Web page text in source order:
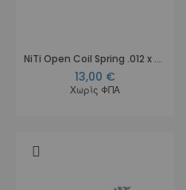
NiTi Open Coil Spring .012 x .036, 18 cm
13,00 €
Χωρίς ΦΠΑ